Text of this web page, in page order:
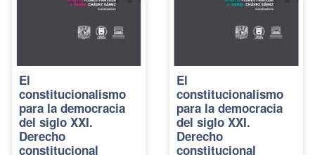
El
constitucionalismo
para la democracia
del siglo XXI.
Derecho
constitucional
El
constitucionalismo
para la democracia
del siglo XXI.
Derecho
constitucional